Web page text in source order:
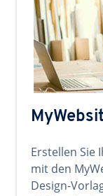
Erstellen Sie
mit den
Design-